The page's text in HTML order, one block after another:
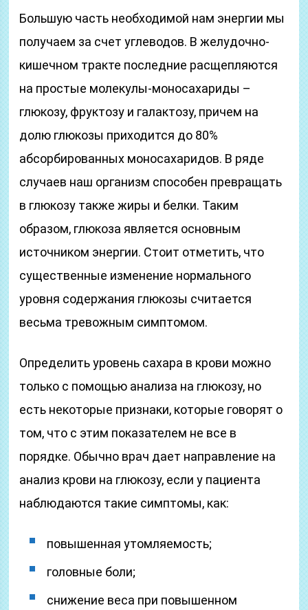
Большую часть необходимой нам энергии мы
получаем за счет углеводов. В желудочно-
кишечном тракте последние расщепляются
на простые молекулы-моносахариды –
глюкозу, фруктозу и галактозу, причем на
долю глюкозы приходится до 80%
абсорбированных моносахаридов. В ряде
случаев наш организм способен превращать
в глюкозу также жиры и белки. Таким
образом, глюкоза является основным
источником энергии. Стоит отметить, что
существенные изменение нормального
уровня содержания глюкозы считается
весьма тревожным симптомом.
Определить уровень сахара в крови можно
только с помощью анализа на глюкозу, но
есть некоторые признаки, которые говорят о
том, что с этим показателем не все в
порядке. Обычно врач дает направление на
анализ крови на глюкозу, если у пациента
наблюдаются такие симптомы, как:
повышенная утомляемость;
головные боли;
снижение веса при повышенном